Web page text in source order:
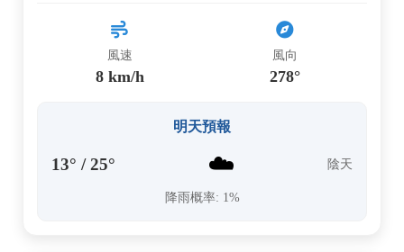
風速
8 km/h
風向
278°
明天預報
13° / 25° ☁️ 陰天
降雨概率: 1%